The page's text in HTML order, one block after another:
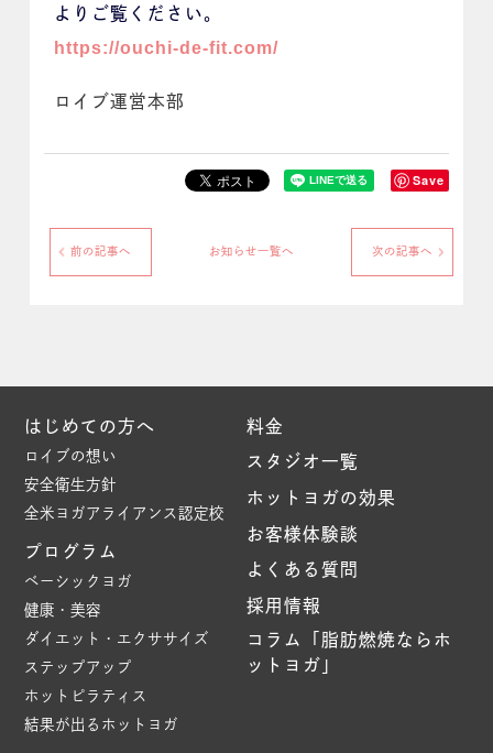
よりご覧ください。
https://ouchi-de-fit.com/
ロイブ運営本部
Save
前の記事へ お知らせ一覧へ 次の記事へ
はじめての方へ
ロイブの想い
安全衛生方針
全米ヨガアライアンス認定校
プログラム
ベーシックヨガ
健康・美容
ダイエット・エクササイズ
ステップアップ
ホットピラティス
結果が出るホットヨガ
料金
スタジオ一覧
ホットヨガの効果
お客様体験談
よくある質問
採用情報
コラム「脂肪燃焼ならホ
ットヨガ」